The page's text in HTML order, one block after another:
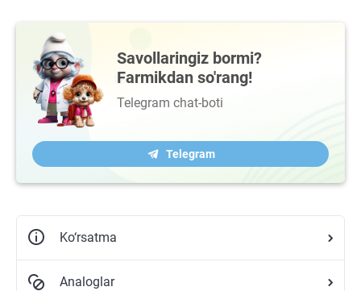
Savollaringiz bormi?
Farmikdan so'rang!
Telegram chat-boti
Telegram
Ko‘rsatma
Analoglar